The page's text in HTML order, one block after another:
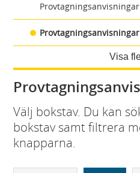
Provtagningsanvisningar
Visa
Välj bokstav. Du kan
bokstav samt filtrera
knapparna.